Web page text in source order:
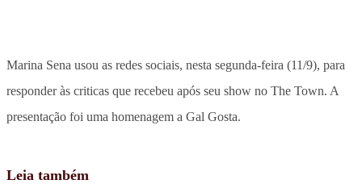
Marina Sena usou as redes sociais, nesta segunda-feira (11/9), para
responder às criticas que recebeu após seu show no The Town. A
presentação foi uma homenagem a Gal Gosta.
Leia também